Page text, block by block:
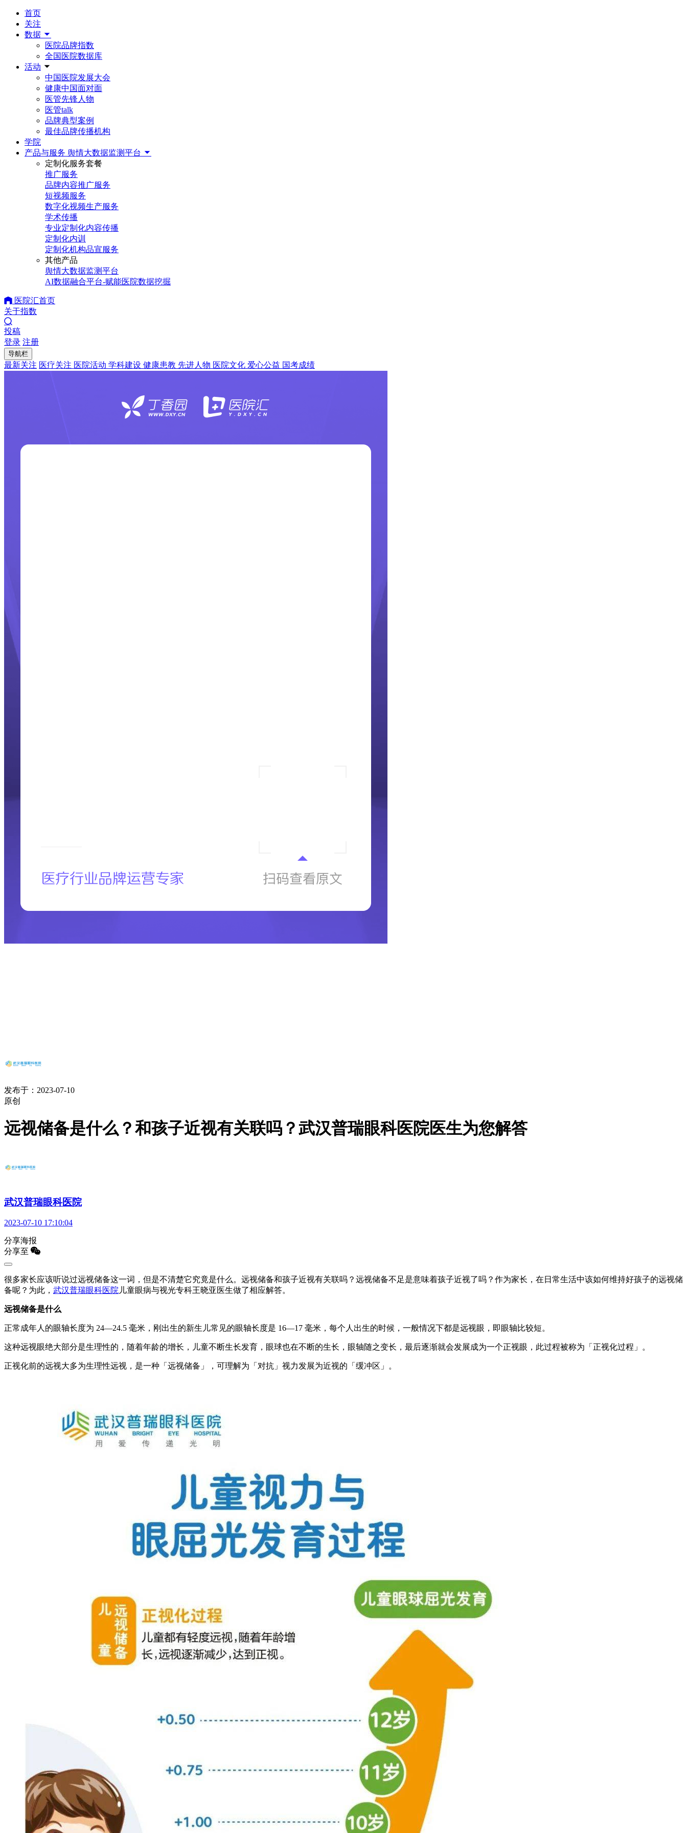
首页
关注
数据
医院品牌指数
全国医院数据库
活动
中国医院发展大会
健康中国面对面
医管先锋人物
医管talk
品牌典型案例
最佳品牌传播机构
学院
产品与服务 舆情大数据监测平台
定制化服务套餐
推广服务
品牌内容推广服务
短视频服务
数字化视频生产服务
学术传播
专业定制化内容传播
定制化内训
定制化机构品宣服务
其他产品
舆情大数据监测平台
AI数据融合平台-赋能医院数据挖掘
医院汇首页
关于指数
投稿
登录 注册
导航栏
最新关注 医疗关注 医院活动 学科建设 健康患教 先进人物 医院文化 爱心公益 国考成绩
发布于：2023-07-10
原创
远视储备是什么？和孩子近视有关联吗？武汉普瑞眼科医院医生为您解答
武汉普瑞眼科医院
2023-07-10 17:10:04
分享海报
分享至
很多家长应该听说过远视储备这一词，但是不清楚它究竟是什么。远视储备和孩子近视有关联吗？远视储备不足是意味着孩子近视了吗？作为家长，在日常生活中该如何维持好孩子的远视储
备呢？为此， 武汉普瑞眼科医院 儿童眼病与视光专科王晓亚医生做了相应解答。
远视储备是什么
正常成年人的眼轴长度为 24—24.5 毫米，刚出生的新生儿常见的眼轴长度是 16—17 毫米，每个人出生的时候，一般情况下都是远视眼，即眼轴比较短。
这种远视眼绝大部分是生理性的，随着年龄的增长，儿童不断生长发育，眼球也在不断的生长，眼轴随之变长，最后逐渐就会发展成为一个正视眼，此过程被称为「正视化过程」。
正视化前的远视大多为生理性远视，是一种「远视储备」，可理解为「对抗」视力发展为近视的「缓冲区」。